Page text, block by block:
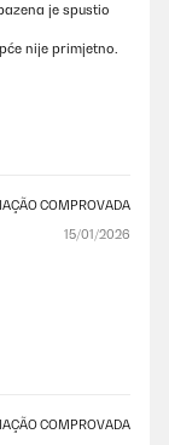
je spustio
nije primjetno.
COMPROVADA
15/01/2026
COMPROVADA